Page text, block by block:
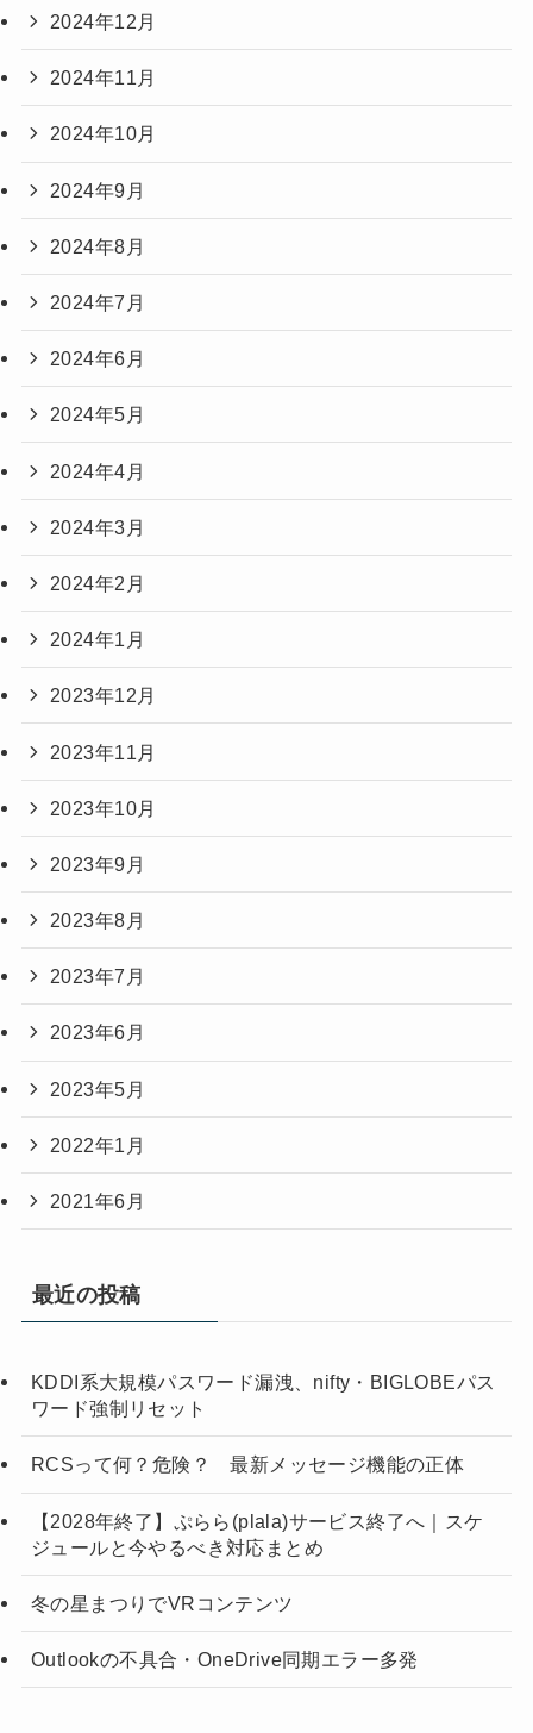
2024年12月
2024年11月
2024年10月
2024年9月
2024年8月
2024年7月
2024年6月
2024年5月
2024年4月
2024年3月
2024年2月
2024年1月
2023年12月
2023年11月
2023年10月
2023年9月
2023年8月
2023年7月
2023年6月
2023年5月
2022年1月
2021年6月
最近の投稿
KDDI系大規模パスワード漏洩、nifty・BIGLOBEパス
ワード強制リセット
RCSって何？危険？ 最新メッセージ機能の正体
【2028年終了】ぷらら(plala)サービス終了へ｜スケ
ジュールと今やるべき対応まとめ
冬の星まつりでVRコンテンツ
Outlookの不具合・OneDrive同期エラー多発